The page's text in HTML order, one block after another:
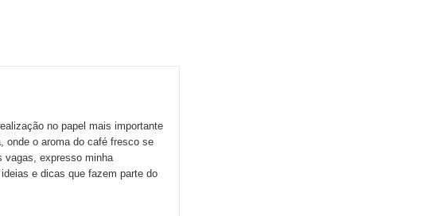
no papel mais importante
onde o aroma do café fresco se
vagas, expresso minha
e dicas que fazem parte do